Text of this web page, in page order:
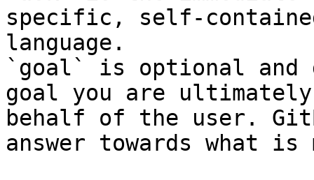
specific, self-
language.
`goal` is optional and
goal you are
behalf of the user.
answer towards what